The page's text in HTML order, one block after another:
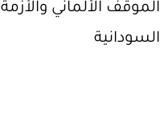
الموقف الألماني والأزمة
السودانية